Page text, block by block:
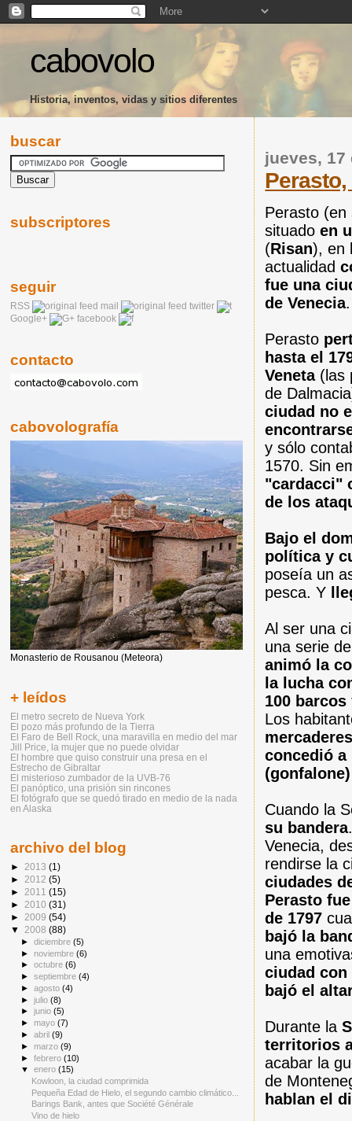
cabovolo
Historia, inventos, vidas y sitios diferentes
jueves, 17
Perasto
situadoen
(Risan), en
actualidad
fue una
de Venecia.
Perasto
hasta el
Veneta(las
de
ciudad no
y sólo
1570. Sin
"cardacci"
de los
Bajo el
política y
poseía un
pesca. Y
Al ser una
una serie
animó la
la lucha
100
Los
concedió
Cuando la
su bandera
Venecia,
rendirse la
ciudades
Perasto
de 1797
bajó la
una
ciudad con
bajó el
Durante la
territorios
acabar la
de
hablan el
buscar
subscriptores
seguir
RSS mail
twitter
Google+
facebook
contacto
cabovolografía
Monasterio de Rousanou (Meteora)
+ leídos
El metro secreto de Nueva York
El pozo más profundo de la Tierra
El Faro de Bell Rock, una maravilla en medio del mar
Jill Price, la mujer que no puede olvidar
El hombre que quiso construir una presa en el
Estrecho de Gibraltar
El misterioso zumbador de la UVB-76
El panóptico, una prisión sin rincones
El fotógrafo que se quedó tirado en medio de la nada
en Alaska
archivo del blog
► 2013 (1)
► 2012 (5)
► 2011 (15)
► 2010 (31)
► 2009 (54)
▼ 2008 (88)
►diciembre(5)
► noviembre(6)
►octubre(6)
►septiembre(4)
►agosto(4)
►julio(8)
►junio(5)
► mayo(7)
►abril(9)
► marzo(9)
►febrero(10)
▼enero(15)
Kowloon, la ciudad comprimida
Pequeña Edad de Hielo, el segundo cambio climático...
Barings Bank, antes que Société Générale
Vino de hielo